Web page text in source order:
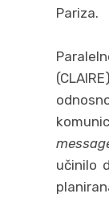
Pariza.
učinilo